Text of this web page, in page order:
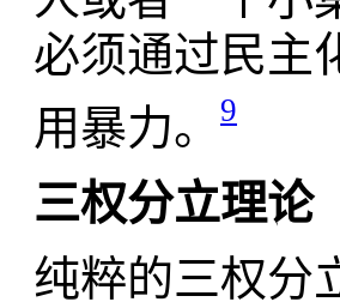
必须通过民主
用暴力。
9
三权分立理论
纯粹的三权分